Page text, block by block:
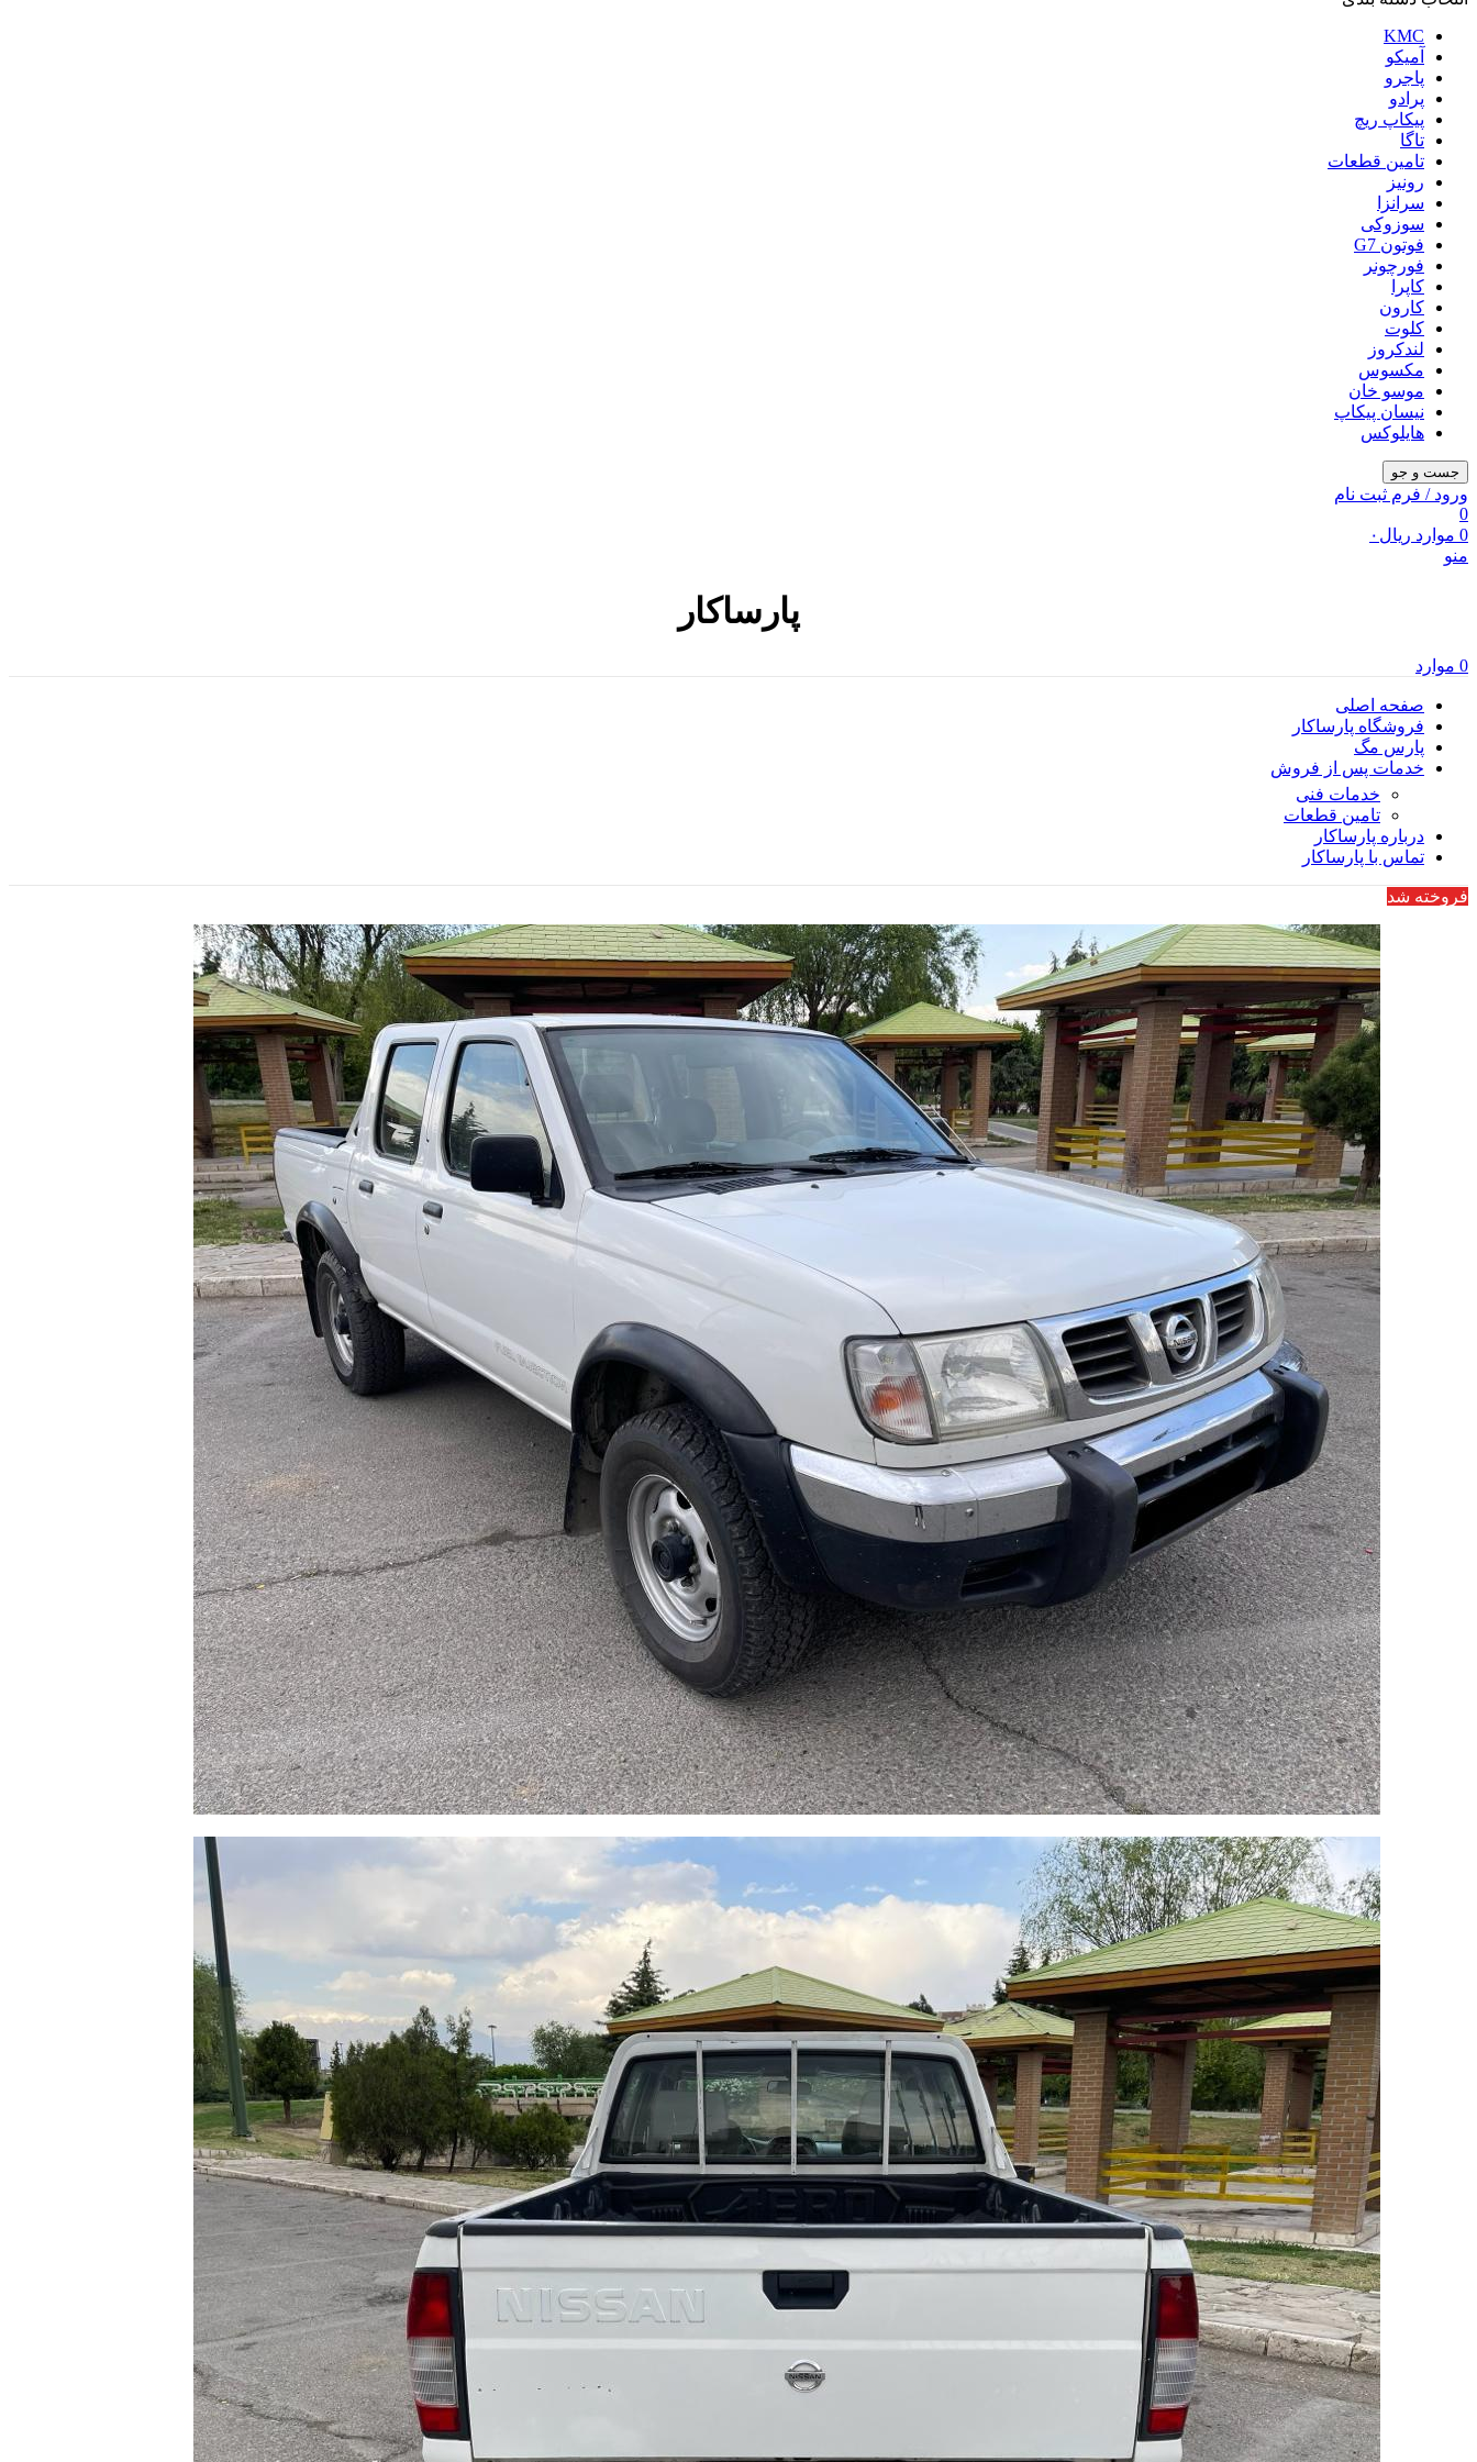
KMC
آمیکو
پاجرو
پرادو
پیکاپ ریچ
تاگا
تامین قطعات
رونیز
سرانزا
سوزوکی
فوتون G7
فورچونر
کاپرا
کارون
کلوت
لندکروز
مکسوس
موسو خان
نیسان پیکاپ
هایلوکس
جست و جو
ورود / فرم ثبت نام
0
0 موارد ریال ۰
منو
پارساکار
0 موارد
صفحه اصلی
فروشگاه پارساکار
پارس مگ
خدمات پس از فروش
خدمات فنی
تامین قطعات
درباره پارساکار
تماس با پارساکار
فروخته شد